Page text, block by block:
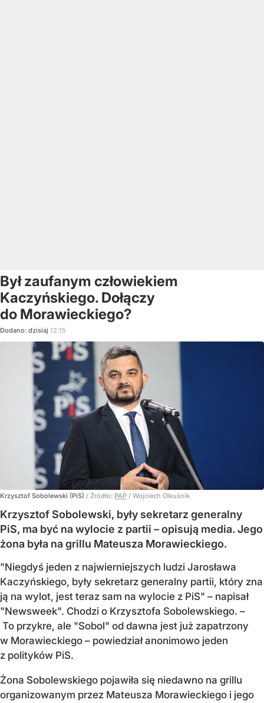
Był zaufanym człowiekiem
Kaczyńskiego. Dołączy
do Morawieckiego?
Dodano: dzisiaj 12:15
Krzysztof Sobolewski (PiS) / Źródło: PAP / Wojciech Olkuśnik
Krzysztof Sobolewski, były sekretarz generalny
PiS, ma być na wylocie z partii – opisują media. Jego
żona była na grillu Mateusza Morawieckiego.
"Niegdyś jeden z najwierniejszych ludzi Jarosława
Kaczyńskiego, były sekretarz generalny partii, który zna
ją na wylot, jest teraz sam na wylocie z PiS" – napisał
"Newsweek". Chodzi o Krzysztofa Sobolewskiego. –
To przykre, ale "Sobol" od dawna jest już zapatrzony
w Morawieckiego – powiedział anonimowo jeden
z polityków PiS.
Żona Sobolewskiego pojawiła się niedawno na grillu
organizowanym przez Mateusza Morawieckiego i jego